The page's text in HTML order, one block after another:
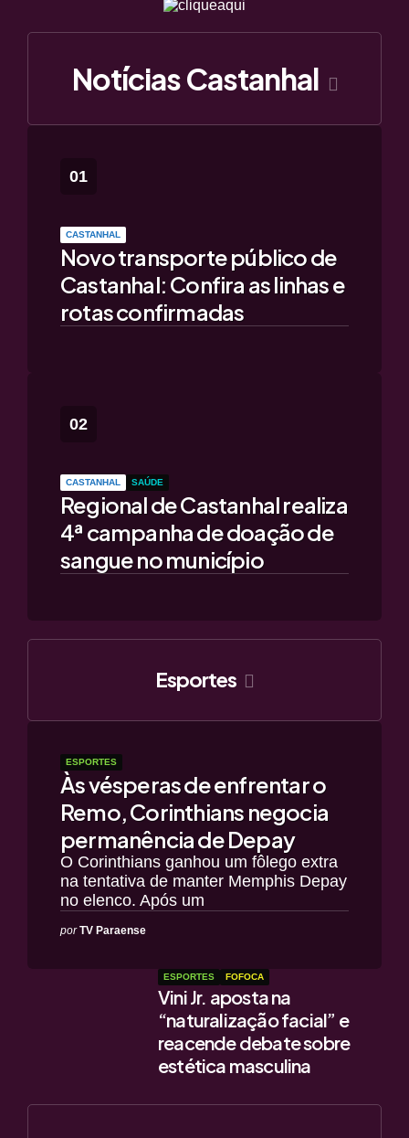
Notícias Castanhal
CASTANHAL
Novo transporte público de
Castanhal: Confira as linhas e
rotas confirmadas
CASTANHAL SAÚDE
Regional de Castanhal realiza
4ª campanha de doação de
sangue no município
Esportes
ESPORTES
Às vésperas de enfrentar o
Remo, Corinthians negocia
permanência de Depay
O Corinthians ganhou um fôlego extra
na tentativa de manter Memphis Depay
no elenco. Após um
por TV Paraense
ESPORTES FOFOCA
Vini Jr. aposta na
“naturalização facial” e
reacende debate sobre
estética masculina